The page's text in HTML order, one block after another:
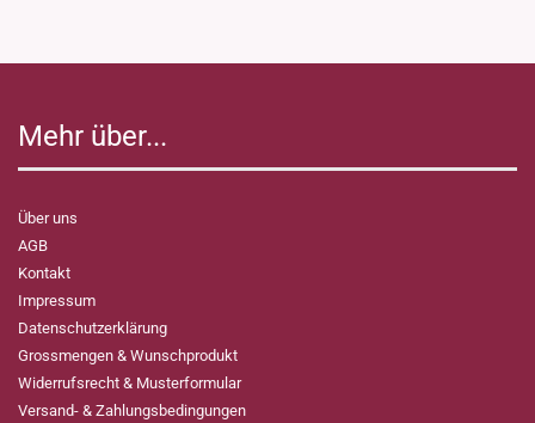
Mehr über...
Über uns
AGB
Kontakt
Impressum
Datenschutzerklärung
Grossmengen & Wunschprodukt
Widerrufsrecht & Musterformular
Versand- & Zahlungsbedingungen